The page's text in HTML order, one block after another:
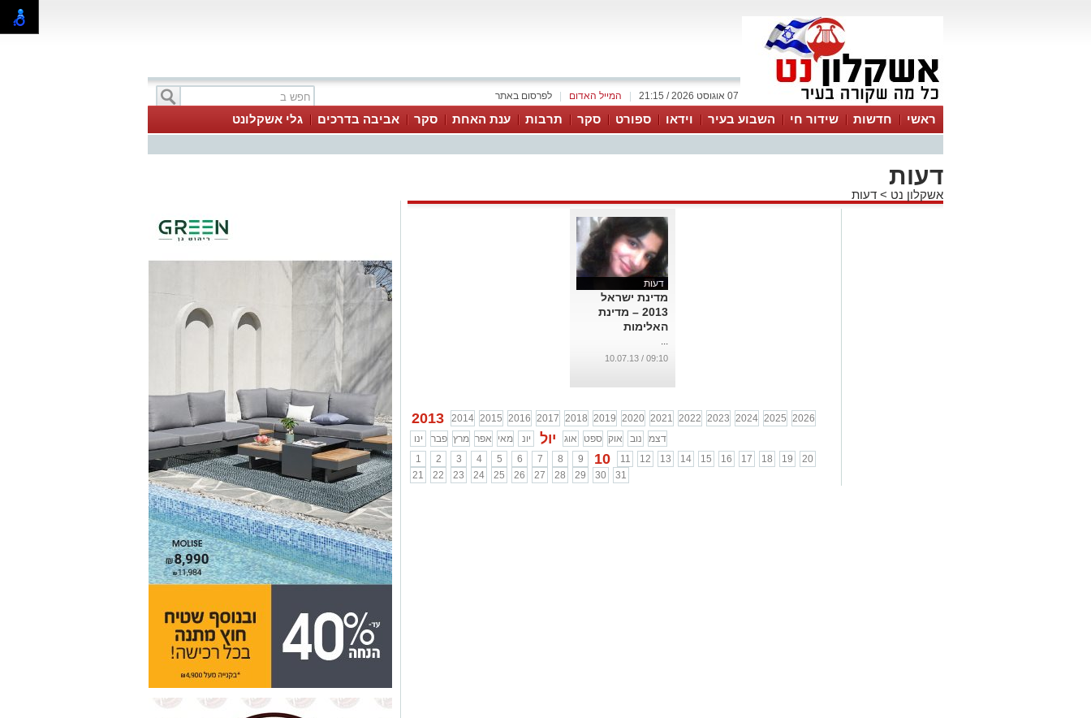
לפרסום באתר המייל האדום 07 אוגוסט 2026 / 21:15
ראשי חדשות שידור חי השבוע בעיר וידאו ספורט סקר תרבות ענת האחת סקר אביבה בדרכים גלי אשקלונט
דעות
אשקלון נט > דעות
דעות
מדינת ישראל
2013 – מדינת
האלימות
...
09:10 / 10.07.13
2013 2014 2015 2016 2017 2018 2019 2020 2021 2022 2023 2024 2025 2026
ינו
פבר מרץ אפר מאי יונ יול אוג ספט אוק נוב
דצמ
1
2 3 4 5 6 7 8 9 10 11 12 13 14 15 16 17 18 19
20
21
22 23 24 25 26 27 28 29 30 31